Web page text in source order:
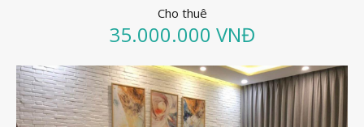
Cho thuê
35.000.000 VNĐ